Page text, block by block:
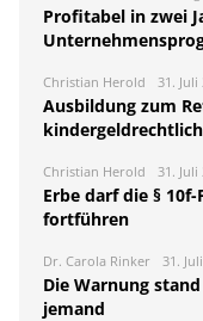
Profitabel in zwei
Christian Herold 31. Juli
Ausbildung zum
Christian Herold 31. Juli
Erbe darf die §
fortführen
Dr. Carola Rinker 31.
Die Warnung
jemand